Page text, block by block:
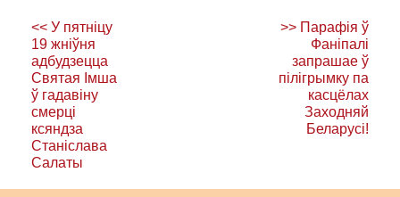
Навігацыя
па
запісах
<< У пятніцу
19 жніўня
адбудзецца
Святая Імша
ў гадавіну
смерці
ксяндза
Станіслава
Салаты
>> Парафiя ў
Фанiпалi
запрашае ў
пілігрымку па
касцёлах
Заходняй
Беларусі!